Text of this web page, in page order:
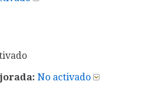
No activado